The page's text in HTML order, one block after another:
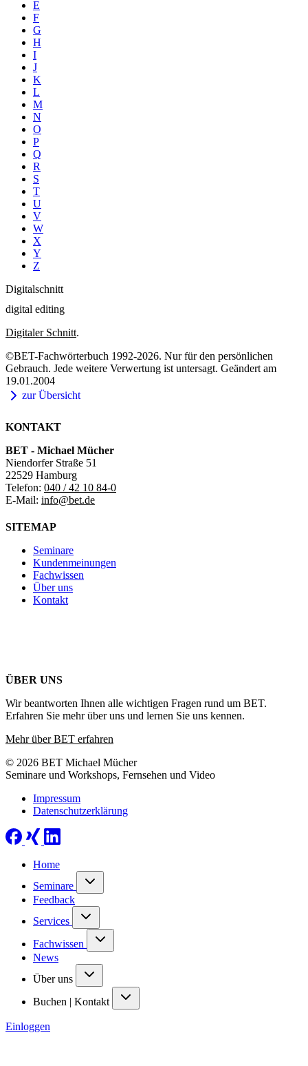
E
F
G
H
I
J
K
L
M
N
O
P
Q
R
S
T
U
V
W
X
Y
Z
Digitalschnitt
digital editing
Digitaler Schnitt.
©BET-Fachwörterbuch 1992-2026. Nur für den persönlichen
Gebrauch. Jede weitere Verwertung ist untersagt. Geändert am
19.01.2004
zur Übersicht
KONTAKT
BET - Michael Mücher
Niendorfer Straße 51
22529 Hamburg
Telefon: 040 / 42 10 84-0
E-Mail: info@bet.de
SITEMAP
Seminare
Kundenmeinungen
Fachwissen
Über uns
Kontakt
ÜBER UNS
Wir beantworten Ihnen alle wichtigen Fragen rund um BET.
Erfahren Sie mehr über uns und lernen Sie uns kennen.
Mehr über BET erfahren
© 2026 BET Michael Mücher
Seminare und Workshops, Fernsehen und Video
Impressum
Datenschutzerklärung
Home
Seminare
Feedback
Services
Fachwissen
News
Über uns
Buchen | Kontakt
Einloggen